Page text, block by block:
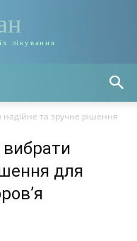
лікування
та зручне рішення
для